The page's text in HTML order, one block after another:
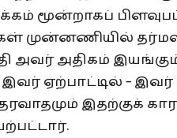
மூன்றாகப்
முன்னணியில்
அவர் அதிகம்
இவர் ஏற்பாட்டில் –
இதற்குக்